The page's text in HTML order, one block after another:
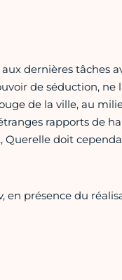
dernières tâches
de séduction, ne
de la ville, au
rapports de
Querelle doit
en présence du